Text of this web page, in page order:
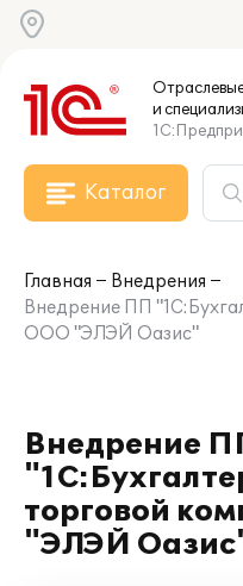
и
Каталог
Главная
Внедрения
Внедрение ПП
ООО "ЭЛЭЙ Оазис"
Внедрение
торговой
"ЭЛЭЙ